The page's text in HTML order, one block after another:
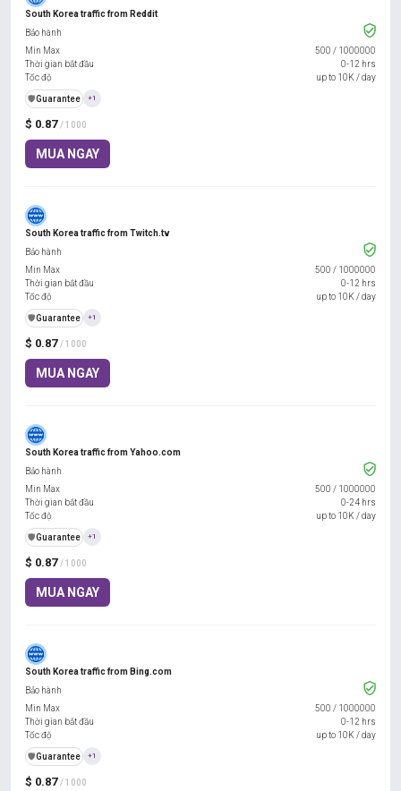
South Korea traffic from Reddit
$ 0.87 / 1000
MUA NGAY
Bảo hành
Min Max
500 / 1000000
Thời gian bắt đầu
0-12 hrs
Tốc độ
up to 10K / day
️🛡️Guarantee +1
South Korea traffic from Twitch.tv
$ 0.87 / 1000
MUA NGAY
Bảo hành
Min Max
500 / 1000000
Thời gian bắt đầu
0-12 hrs
Tốc độ
up to 10K / day
️🛡️Guarantee +1
South Korea traffic from Yahoo.com
$ 0.87 / 1000
MUA NGAY
Bảo hành
Min Max
500 / 1000000
Thời gian bắt đầu
0-24 hrs
Tốc độ
up to 10K / day
️🛡️Guarantee +1
South Korea traffic from Bing.com
$ 0.87 / 1000
Bảo hành
Min Max
500 / 1000000
Thời gian bắt đầu
0-12 hrs
Tốc độ
up to 10K / day
️🛡️Guarantee +1